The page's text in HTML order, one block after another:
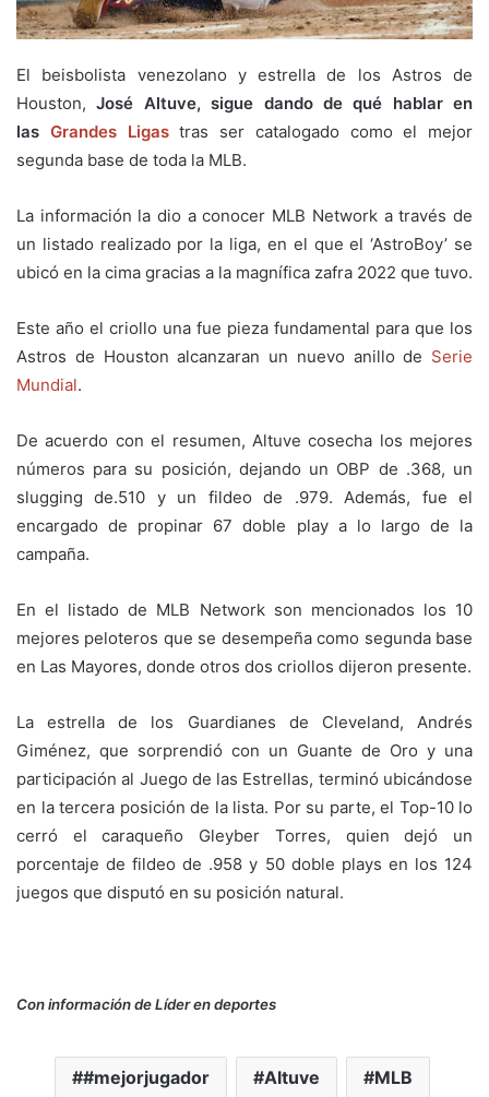
El beisbolista venezolano y estrella de los Astros de
Houston,José Altuve, sigue dando de qué hablar en
las Grandes Ligas tras ser catalogado como el mejor
segunda base de toda la MLB.
La información la dio a conocer MLB Network a través de
un listado realizado por la liga, en el que el ‘AstroBoy’ se
ubicó en la cima gracias a la magnífica zafra 2022 que tuvo.
Este año el criollo una fue pieza fundamental para que los
Astros de Houston alcanzaran un nuevo anillo de Serie
Mundial.
De acuerdo con el resumen, Altuve cosecha los mejores
números para su posición, dejando un OBP de .368, un
slugging de.510 y un fildeo de .979. Además, fue el
encargado de propinar 67 doble play a lo largo de la
campaña.
En el listado de MLB Network son mencionados los 10
mejores peloteros que se desempeña como segunda base
en Las Mayores, donde otros dos criollos dijeron presente.
La estrella de los Guardianes de Cleveland, Andrés
Giménez, que sorprendió con un Guante de Oro y una
participación al Juego de las Estrellas, terminó ubicándose
en la tercera posición de la lista. Por su parte, el Top-10 lo
cerró el caraqueño Gleyber Torres, quien dejó un
porcentaje de fildeo de .958 y 50 doble plays en los 124
juegos que disputó en su posición natural.
Con información de Líder en deportes
#mejorjugador Altuve MLB